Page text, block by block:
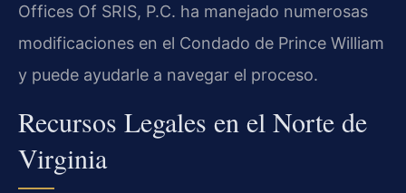
Offices Of SRIS, P.C. ha manejado numerosas
modificaciones en el Condado de Prince William
y puede ayudarle a navegar el proceso.
Recursos Legales en el Norte de
Virginia